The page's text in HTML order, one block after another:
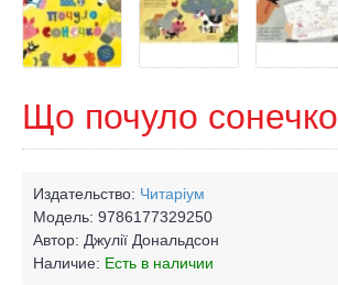
Що почуло сонечко
Издательство: Читаріум
Модель: 9786177329250
Автор: Джулії Дональдсон
Наличие: Есть в наличии